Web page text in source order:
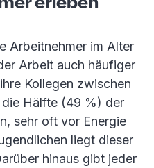
Arbeitnehmer im Alter
Arbeit auch häufiger
Kollegen zwischen
die Hälfte (49 %) der
sehr oft vor Energie
liegt dieser
hinaus gibt jeder